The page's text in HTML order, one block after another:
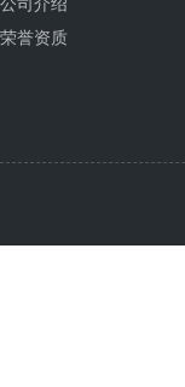
荣誉资质